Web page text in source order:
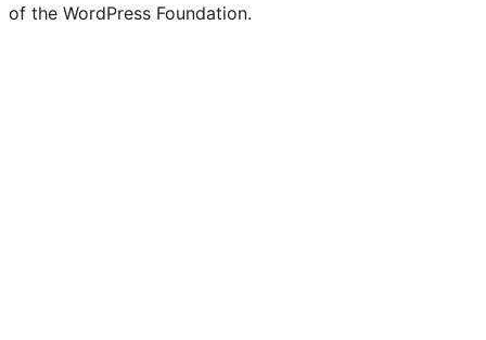
of the WordPress Foundation.